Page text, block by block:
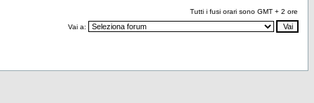
Tutti i fusi orari sono GMT + 2 ore
Vai a: